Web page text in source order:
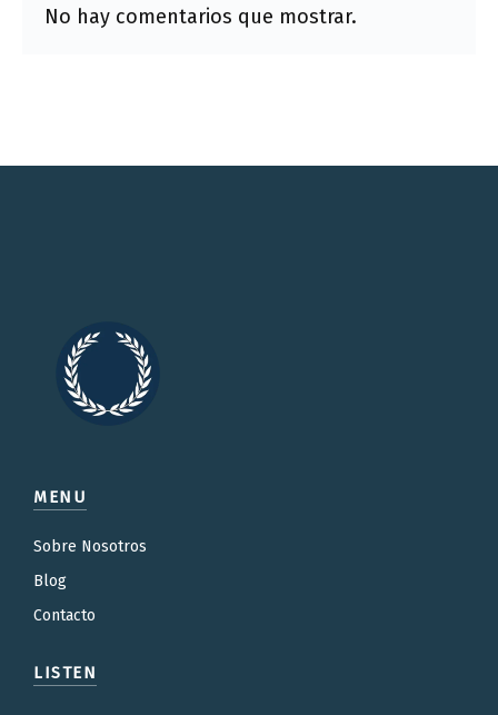
No hay comentarios que mostrar.
MENU
Sobre Nosotros
Blog
Contacto
LISTEN